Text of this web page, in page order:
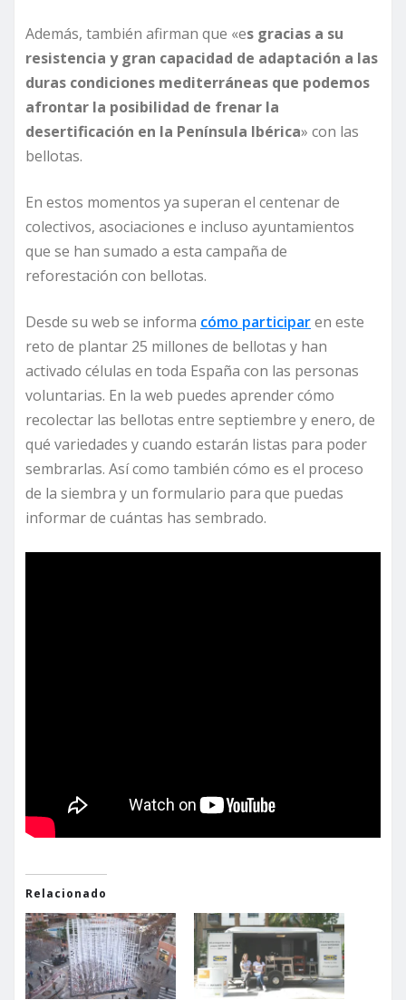
Además, también afirman que «es gracias a su
resistencia y gran capacidad de adaptación a las
duras condiciones mediterráneas que podemos
afrontar la posibilidad de frenar la
desertificación en la Península Ibérica» con las
bellotas.
En estos momentos ya superan el centenar de
colectivos, asociaciones e incluso ayuntamientos
que se han sumado a esta campaña de
reforestación con bellotas.
Desde su web se informa cómo participaren este
reto de plantar 25 millones de bellotas y han
activado células en toda España con las personas
voluntarias. En la web puedes aprender cómo
recolectar las bellotas entre septiembre y enero, de
qué variedades y cuando estarán listas para poder
sembrarlas. Así como también cómo es el proceso
de la siembra y un formulario para que puedas
informar de cuántas has sembrado.
Relacionado